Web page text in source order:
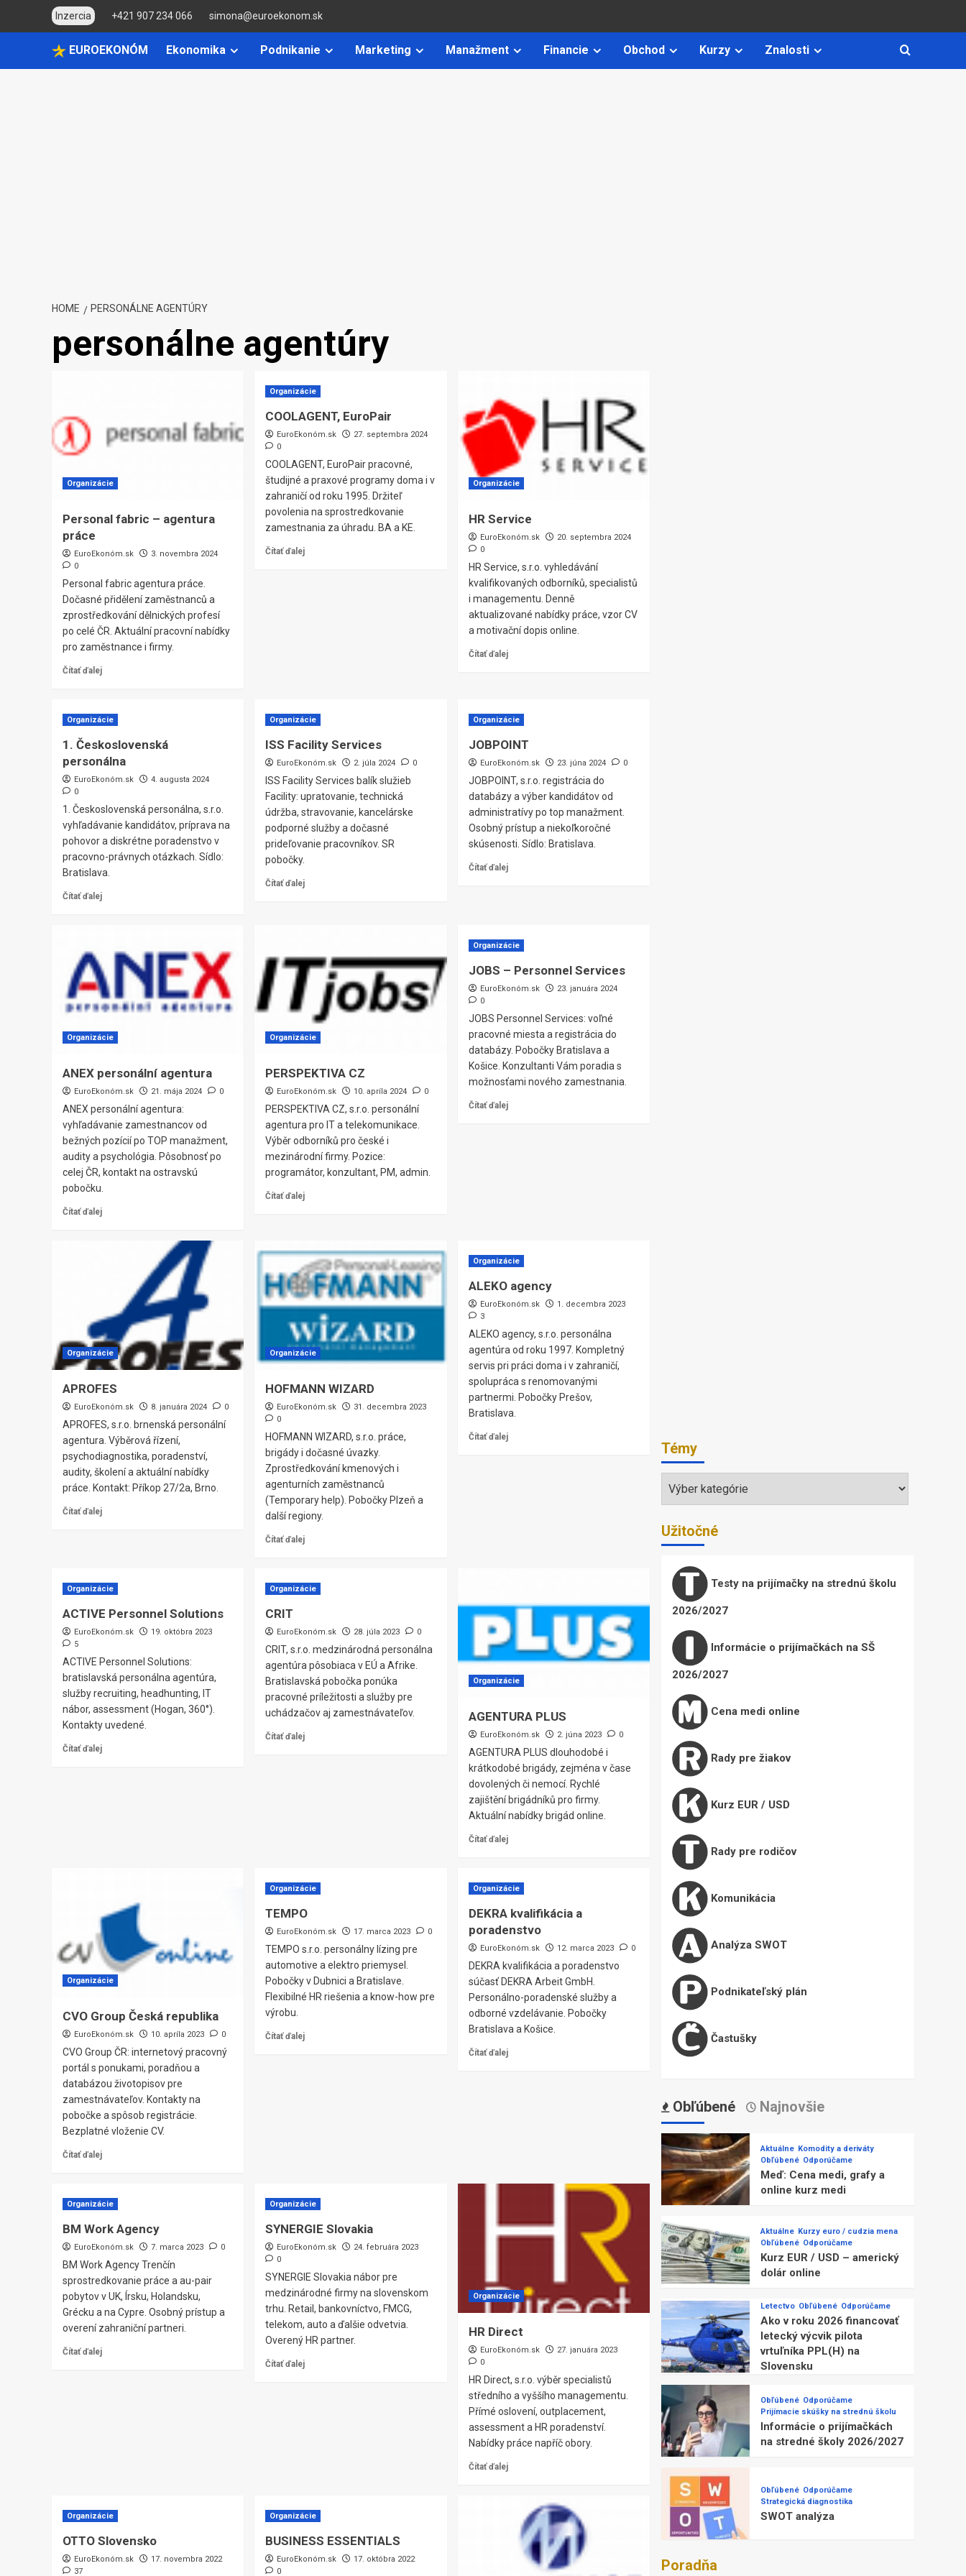
Inzercia +421 907 234 066 simona@euroekonom.sk
EUROEKONÓM Ekonomika Podnikanie Marketing Manažment Financie Obchod Kurzy Znalosti
HOME PERSONÁLNE AGENTÚRY
personálne agentúry
Organizácie
Personal fabric – agentura
práce
EuroEkonóm.sk
3. novembra 2024
0
Personal fabric agentura práce.
Dočasné přidělení zaměstnanců a
zprostředkování dělnických profesí
po celé ČR. Aktuální pracovní nabídky
pro zaměstnance i firmy.
Čítať ďalej
Organizácie
COOLAGENT, EuroPair
EuroEkonóm.sk
27. septembra 2024
0
COOLAGENT, EuroPair pracovné,
študijné a praxové programy doma i v
zahraničí od roku 1995. Držiteľ
povolenia na sprostredkovanie
zamestnania za úhradu. BA a KE.
Čítať ďalej
Organizácie
HR Service
EuroEkonóm.sk
20. septembra 2024
0
HR Service, s.r.o. vyhledávání
kvalifikovaných odborníků, specialistů
i managementu. Denně
aktualizované nabídky práce, vzor CV
a motivační dopis online.
Čítať ďalej
Organizácie
1. Československá
personálna
EuroEkonóm.sk
4. augusta 2024
0
1. Československá personálna, s.r.o.
vyhľadávanie kandidátov, príprava na
pohovor a diskrétne poradenstvo v
pracovno-právnych otázkach. Sídlo:
Bratislava.
Čítať ďalej
Organizácie
ISS Facility Services
EuroEkonóm.sk 2. júla 2024 0
ISS Facility Services balík služieb
Facility: upratovanie, technická
údržba, stravovanie, kancelárske
podporné služby a dočasné
prideľovanie pracovníkov. SR
pobočky.
Čítať ďalej
Organizácie
JOBPOINT
EuroEkonóm.sk 23. júna 2024 0
JOBPOINT, s.r.o. registrácia do
databázy a výber kandidátov od
administratívy po top manažment.
Osobný prístup a niekoľkoročné
skúsenosti. Sídlo: Bratislava.
Čítať ďalej
Organizácie
ANEX personální agentura
EuroEkonóm.sk 21. mája 2024 0
ANEX personální agentura:
vyhľadávanie zamestnancov od
bežných pozícií po TOP manažment,
audity a psychológia. Pôsobnosť po
celej ČR, kontakt na ostravskú
pobočku.
Čítať ďalej
Organizácie
PERSPEKTIVA CZ
EuroEkonóm.sk 10. apríla 2024 0
PERSPEKTIVA CZ, s.r.o. personální
agentura pro IT a telekomunikace.
Výběr odborníků pro české i
mezinárodní firmy. Pozice:
programátor, konzultant, PM, admin.
Čítať ďalej
Organizácie
JOBS – Personnel Services
EuroEkonóm.sk
23. januára 2024
0
JOBS Personnel Services: voľné
pracovné miesta a registrácia do
databázy. Pobočky Bratislava a
Košice. Konzultanti Vám poradia s
možnosťami nového zamestnania.
Čítať ďalej
Organizácie
APROFES
EuroEkonóm.sk 8. januára 2024 0
APROFES, s.r.o. brnenská personální
agentura. Výběrová řízení,
psychodiagnostika, poradenství,
audity, školení a aktuální nabídky
práce. Kontakt: Příkop 27/2a, Brno.
Čítať ďalej
Organizácie
HOFMANN WIZARD
EuroEkonóm.sk
31. decembra 2023
0
HOFMANN WIZARD, s.r.o. práce,
brigády i dočasné úvazky.
Zprostředkování kmenových i
agenturních zaměstnanců
(Temporary help). Pobočky Plzeň a
další regiony.
Čítať ďalej
Organizácie
ALEKO agency
EuroEkonóm.sk
1. decembra 2023
3
ALEKO agency, s.r.o. personálna
agentúra od roku 1997. Kompletný
servis pri práci doma i v zahraničí,
spolupráca s renomovanými
partnermi. Pobočky Prešov,
Bratislava.
Čítať ďalej
Organizácie
ACTIVE Personnel Solutions
EuroEkonóm.sk
19. októbra 2023
5
ACTIVE Personnel Solutions:
bratislavská personálna agentúra,
služby recruiting, headhunting, IT
nábor, assessment (Hogan, 360°).
Kontakty uvedené.
Čítať ďalej
Organizácie
CRIT
EuroEkonóm.sk 28. júla 2023 0
CRIT, s.r.o. medzinárodná personálna
agentúra pôsobiaca v EÚ a Afrike.
Bratislavská pobočka ponúka
pracovné príležitosti a služby pre
uchádzačov aj zamestnávateľov.
Čítať ďalej
Organizácie
AGENTURA PLUS
EuroEkonóm.sk 2. júna 2023 0
AGENTURA PLUS dlouhodobé i
krátkodobé brigády, zejména v čase
dovolených či nemocí. Rychlé
zajištění brigádníků pro firmy.
Aktuální nabídky brigád online.
Čítať ďalej
Organizácie
CVO Group Česká republika
EuroEkonóm.sk 10. apríla 2023 0
CVO Group ČR: internetový pracovný
portál s ponukami, poradňou a
databázou životopisov pre
zamestnávateľov. Kontakty na
pobočke a spôsob registrácie.
Bezplatné vloženie CV.
Čítať ďalej
Organizácie
TEMPO
EuroEkonóm.sk 17. marca 2023 0
TEMPO s.r.o. personálny lízing pre
automotive a elektro priemysel.
Pobočky v Dubnici a Bratislave.
Flexibilné HR riešenia a know-how pre
výrobu.
Čítať ďalej
Organizácie
DEKRA kvalifikácia a
poradenstvo
EuroEkonóm.sk 12. marca 2023 0
DEKRA kvalifikácia a poradenstvo
súčasť DEKRA Arbeit GmbH.
Personálno-poradenské služby a
odborné vzdelávanie. Pobočky
Bratislava a Košice.
Čítať ďalej
Organizácie
BM Work Agency
EuroEkonóm.sk 7. marca 2023 0
BM Work Agency Trenčín
sprostredkovanie práce a au-pair
pobytov v UK, Írsku, Holandsku,
Grécku a na Cypre. Osobný prístup a
overení zahraniční partneri.
Čítať ďalej
Organizácie
SYNERGIE Slovakia
EuroEkonóm.sk
24. februára 2023
0
SYNERGIE Slovakia nábor pre
medzinárodné firmy na slovenskom
trhu. Retail, bankovníctvo, FMCG,
telekom, auto a ďalšie odvetvia.
Overený HR partner.
Čítať ďalej
Organizácie
HR Direct
EuroEkonóm.sk
27. januára 2023
0
HR Direct, s.r.o. výběr specialistů
středního a vyššího managementu.
Přímé oslovení, outplacement,
assessment a HR poradenství.
Nabídky práce napříč obory.
Čítať ďalej
Organizácie
OTTO Slovensko
EuroEkonóm.sk
17. novembra 2022
37
Organizácie
BUSINESS ESSENTIALS
EuroEkonóm.sk
17. októbra 2022
0
Témy
Témy
Užitočné
Testy na prijímačky na strednú školu
2026/2027
Informácie o prijímačkách na SŠ
2026/2027
Cena medi online
Rady pre žiakov
Kurz EUR / USD
Rady pre rodičov
Komunikácia
Analýza SWOT
Podnikateľský plán
Častušky
Obľúbené Najnovšie
Aktuálne Komodity a deriváty
Obľúbené Odporúčame
Meď: Cena medi, grafy a
online kurz medi
Aktuálne Kurzy euro / cudzia mena
Obľúbené Odporúčame
Kurz EUR / USD – americký
dolár online
Letectvo Obľúbené Odporúčame
Ako v roku 2026 financovať
letecký výcvik pilota
vrtuľníka PPL(H) na
Slovensku
Obľúbené Odporúčame
Prijímacie skúšky na strednú školu
Informácie o prijímačkách
na stredné školy 2026/2027
Obľúbené Odporúčame
Strategická diagnostika
SWOT analýza
Poradňa